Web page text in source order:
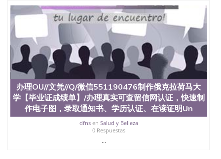
State University）圣何塞州立大学学历（San Jose
State University）圣何塞州立大学学历（San Jose
State University）圣 塞州立大学学历（San Jose
State University）圣何塞州立大学（San Jose State
University）圣何塞州立大学（San Jose State
University）圣何塞州立大学（San Jose State
University）圣何塞州立大学（San Jose State
University）圣何塞州立大学学位证（San Jose State
University）圣何塞州立大学学位证（San Jose State
University）圣何塞州立大学学位证（San Jose State
University）圣何塞州立大学（San Jose State
University）圣何塞州立大学（San Jose State
University）圣何塞州立大学（San Jose State
University）圣何塞州立大学（San Jose State
University）圣何塞州立大学学位证（San Jose State
University）圣何塞州立大学学位证（San Jose State
办理OU//文凭//Q/微信551190476制作俄克拉荷马大
学【毕业证成绩单】/办理真实可查留信网认证，快速制
作电子图，录取通知书、学历认证、在读证明Un
dfnsen Salud y Belleza
0 Respuestas
...